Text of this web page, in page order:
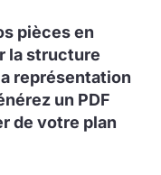
pièces en
la structure
représentation
un PDF
de votre plan